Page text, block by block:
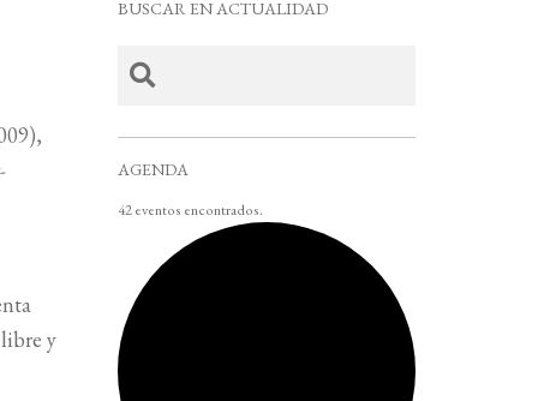
y
BUSCAR EN ACTUALIDAD
AGENDA
42 eventos encontrados.